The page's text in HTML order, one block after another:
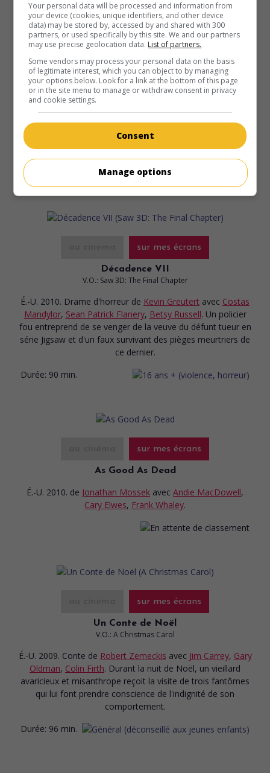
au cinéma sur mes écrans
Psych:9
É.-U. 2010. Thrillerde Andrew Shortell avec Sara Foster
Cary Elwes,Michael Biehn
mystérieux hôpital, une jeune femme au passé trouble
découvre sur les lieux des indices liés à une récente série de
meurtres.
Durée: 98 min.
sur mes écrans
Décadence VII
V.O.: Saw 3D: The Final Chapter
É.-U. 2010. Drame d'horreur de Kevin Greutert avec Costas
Mandylor, Sean Patrick Flanery, Betsy Russell. Un policier
fou entreprend de se venger de la veuve du défunt tueur en
série Jigsaw et d'un faux survivant des pièges meurtriers de
ce dernier.
Durée: 90 min.
sur mes écrans
As Good As Dead
É.-U. 2010. de Jonathan Mossek avec Andie MacDowell,
Cary Elwes, Frank Whaley.
sur mes écrans
Un Conte de Noël
V.O.: A Christmas Carol
É.-U. 2009. Conte de Robert Zemeckis avec Jim Carrey, Gary
Oldman, Colin Firth. Durant la nuit de Noël, un vieillard
avaricieux et misanthrope reçoit la visite de trois fantômes
qui lui font prendre conscience de l'indignité de son
comportement.
Durée: 96 min.
Your personal data will be processed and information from
your device (cookies, unique identifiers, and other device
data) may be stored by, accessed by and shared with 300
partners, or used specifically by this site. We and our partners
may use precise geolocation data. List of partners.
Some vendors may process your personal data on the basis
of legitimate interest, which you can object to by managing
your options below. Look for a link at the bottom of this page
or in the site menu to manage or withdraw consent in privacy
and cookie settings.
Consent
Manage options